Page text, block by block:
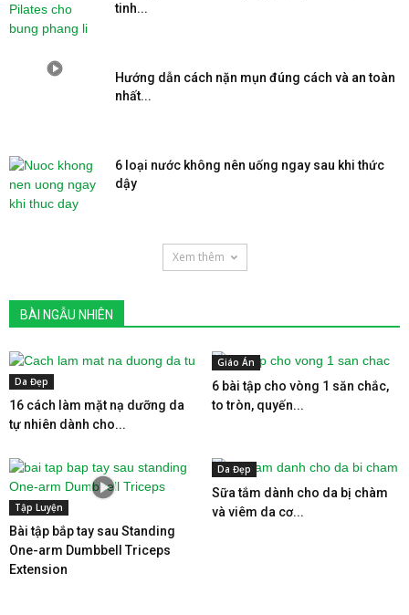
tinh...
Hướng dẫn cách nặn mụn đúng cách và an toàn
nhất...
6 loại nước không nên uống ngay sau khi thức
dậy
Xem thêm
BÀI NGẪU NHIÊN
Da Đẹp
16 cách làm mặt nạ dưỡng da
tự nhiên dành cho...
Giáo Án
6 bài tập cho vòng 1 săn chắc,
to tròn, quyến...
Tập Luyện
Bài tập bắp tay sau Standing
One-arm Dumbbell Triceps
Extension
Da Đẹp
Sữa tắm dành cho da bị chàm
và viêm da cơ...